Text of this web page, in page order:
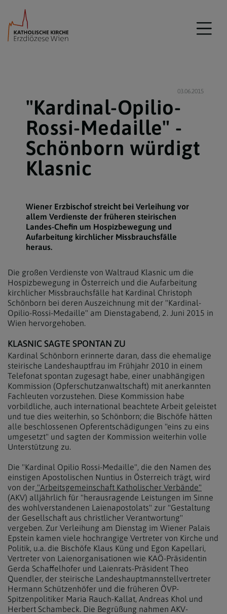
03.06.2015
"Kardinal-Opilio-
Rossi-Medaille" -
Schönborn würdigt
Klasnic
Wiener Erzbischof streicht bei Verleihung vor
allem Verdienste der früheren steirischen
Landes-Chefin um Hospizbewegung und
Aufarbeitung kirchlicher Missbrauchsfälle
heraus.
Die großen Verdienste von Waltraud Klasnic um die
Hospizbewegung in Österreich und die Aufarbeitung
kirchlicher Missbrauchsfälle hat Kardinal Christoph
Schönborn bei deren Auszeichnung mit der "Kardinal-
Opilio-Rossi-Medaille" am Dienstagabend, 2. Juni 2015 in
Wien hervorgehoben.
KLASNIC SAGTE SPONTAN ZU
Kardinal Schönborn erinnerte daran, dass die ehemalige
steirische Landeshauptfrau im Frühjahr 2010 in einem
Telefonat spontan zugesagt habe, einer unabhängigen
Kommission (Opferschutzanwaltschaft) mit anerkannten
Fachleuten vorzustehen. Diese Kommission habe
vorbildliche, auch international beachtete Arbeit geleistet
und tue dies weiterhin, so Schönborn; die Bischöfe hätten
alle beschlossenen Opferentschädigungen "eins zu eins
umgesetzt" und sagten der Kommission weiterhin volle
Unterstützung zu.
Die "Kardinal Opilio Rossi-Medaille", die den Namen des
einstigen Apostolischen Nuntius in Österreich trägt, wird
von der "Arbeitsgemeinschaft Katholischer Verbände"
(AKV) alljährlich für "herausragende Leistungen im Sinne
des wohlverstandenen Laienapostolats" zur "Gestaltung
der Gesellschaft aus christlicher Verantwortung"
vergeben. Zur Verleihung am Dienstag im Wiener Palais
Epstein kamen viele hochrangige Vertreter von Kirche und
Politik, u.a. die Bischöfe Klaus Küng und Egon Kapellari,
Vertreter von Laienorganisationen wie KAÖ-Präsidentin
Gerda Schaffelhofer und Laienrats-Präsident Theo
Quendler, der steirische Landeshauptmannstellvertreter
Hermann Schützenhöfer und die früheren ÖVP-
Spitzenpolitiker Maria Rauch-Kallat, Andreas Khol und
Herbert Schambeck. Die Begrüßung nahmen AKV-